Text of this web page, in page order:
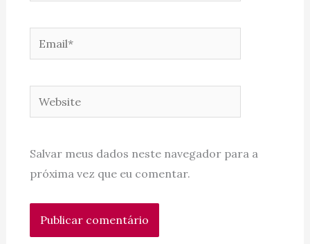
Email*
Website
Salvar meus dados neste navegador para a
próxima vez que eu comentar.